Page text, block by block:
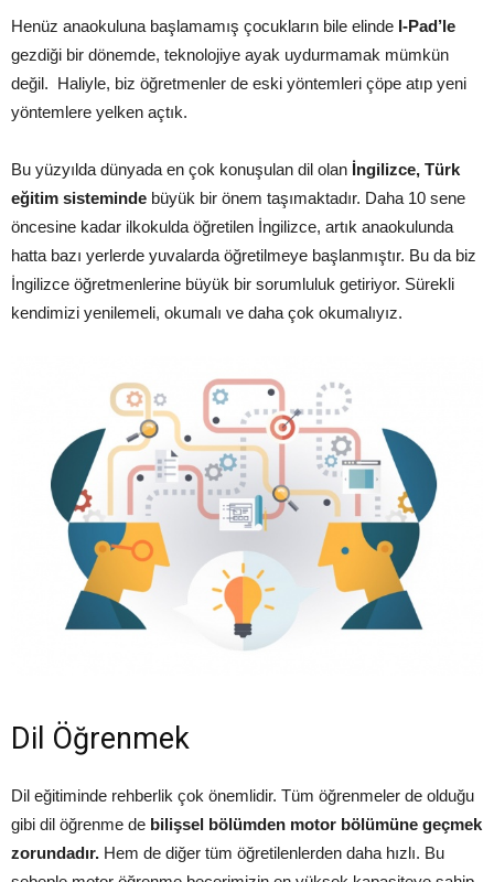
Henüz anaokuluna başlamamış çocukların bile elinde I-Pad’le
gezdiği bir dönemde, teknolojiye ayak uydurmamak mümkün
değil. Haliyle, biz öğretmenler de eski yöntemleri çöpe atıp yeni
yöntemlere yelken açtık.
Bu yüzyılda dünyada en çok konuşulan dil olan İngilizce, Türk
eğitim sisteminde büyük bir önem taşımaktadır. Daha 10 sene
öncesine kadar ilkokulda öğretilen İngilizce, artık anaokulunda
hatta bazı yerlerde yuvalarda öğretilmeye başlanmıştır. Bu da biz
İngilizce öğretmenlerine büyük bir sorumluluk getiriyor. Sürekli
kendimizi yenilemeli, okumalı ve daha çok okumalıyız.
Dil Öğrenmek
Dil eğitiminde rehberlik çok önemlidir. Tüm öğrenmeler de olduğu
gibi dil öğrenme de bilişsel bölümden motor bölümüne geçmek
zorundadır. Hem de diğer tüm öğretilenlerden daha hızlı. Bu